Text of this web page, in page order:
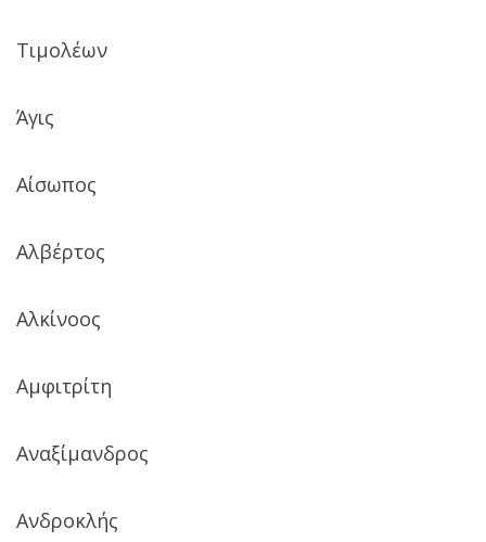
Τιμολέων
Άγις
Αίσωπος
Αλβέρτος
Αλκίνοος
Αμφιτρίτη
Αναξίμανδρος
Ανδροκλής